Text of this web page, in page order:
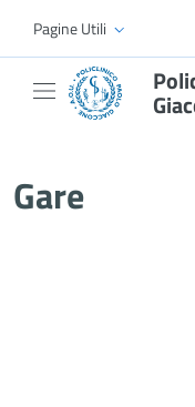
Skip to Main Content
Pagine Utili
Gare